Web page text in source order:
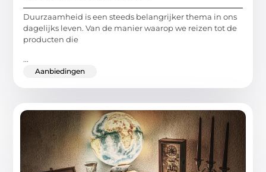
Duurzaamheid is een steeds belangrijker thema in ons
dagelijks leven. Van de manier waarop we reizen tot de
producten die
...
Aanbiedingen